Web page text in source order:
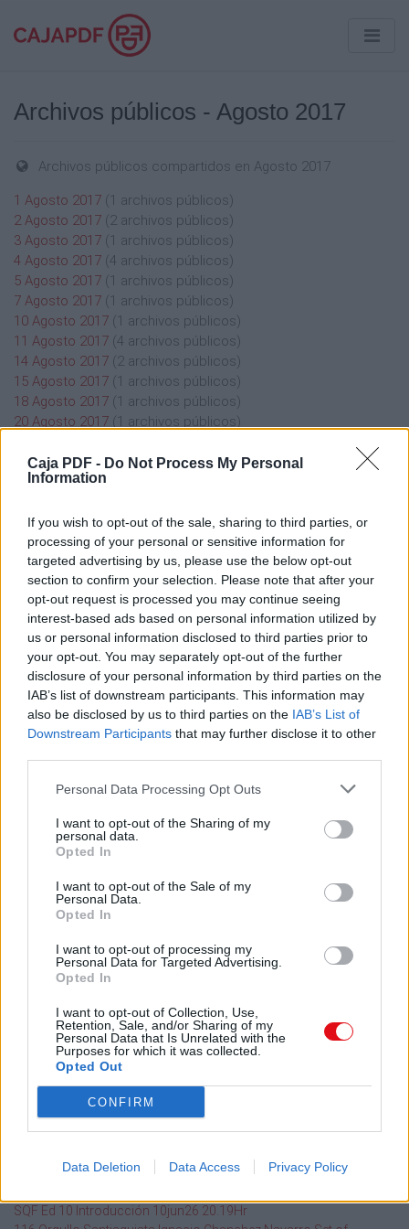
Caja PDF - Do Not Process My Personal
Information
If you wish to opt-out of the sale, sharing to third parties, or
processing of your personal or sensitive information for
targeted advertising by us, please use the below opt-out
section to confirm your selection. Please note that after your
opt-out request is processed you may continue seeing
interest-based ads based on personal information utilized by
us or personal information disclosed to third parties prior to
your opt-out. You may separately opt-out of the further
disclosure of your personal information by third parties on the
IAB’s list of downstream participants. This information may
also be disclosed by us to third parties on the IAB’s List of
Downstream Participants that may further disclose it to other
Personal Data Processing Opt Outs
I want to opt-out of the Sharing of my
personal data.
Opted In
I want to opt-out of the Sale of my
Personal Data.
Opted In
I want to opt-out of processing my
Personal Data for Targeted Advertising.
Opted In
I want to opt-out of Collection, Use,
Retention, Sale, and/or Sharing of my
Personal Data that Is Unrelated with the
Purposes for which it was collected.
Opted Out
CONFIRM
Data Deletion Data Access Privacy Policy
Archivos públicos - Agosto 2017
Archivos públicos compartidos en Agosto 2017
1 Agosto 2017 (1 archivos públicos)
2 Agosto 2017 (2 archivos públicos)
3 Agosto 2017 (1 archivos públicos)
4 Agosto 2017 (4 archivos públicos)
5 Agosto 2017 (1 archivos públicos)
7 Agosto 2017 (1 archivos públicos)
10 Agosto 2017 (1 archivos públicos)
11 Agosto 2017 (4 archivos públicos)
14 Agosto 2017 (2 archivos públicos)
15 Agosto 2017 (1 archivos públicos)
18 Agosto 2017 (1 archivos públicos)
20 Agosto 2017 (1 archivos públicos)
23 Agosto 2017(1 archivos públicos)
24 Agosto 2017
Caja PDF
Sobre Caja PDF
Cargar un archivo
Caja de instrumento
Preguntas frecuentes
Aviso legal
Términos de Uso del sitio
Mi cuenta
Conectar
Crea una cuenta Caja PDF
Preferencias de usuario
Configuración de cookies
Archivos públicos
202520242023 2022202120202019
2014201320122011
Búsqueda en documentos públicos
SQF Ed 10 Introducción 10jun26 20.19Hr